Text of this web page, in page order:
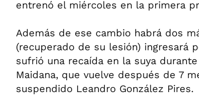
entrenó el miércoles en la primera
Además de ese cambio habrá dos
(recuperado de su lesión) ingresará
sufrió una recaída en la suya
Maidana, que vuelve después de 7
suspendido Leandro González Pires.